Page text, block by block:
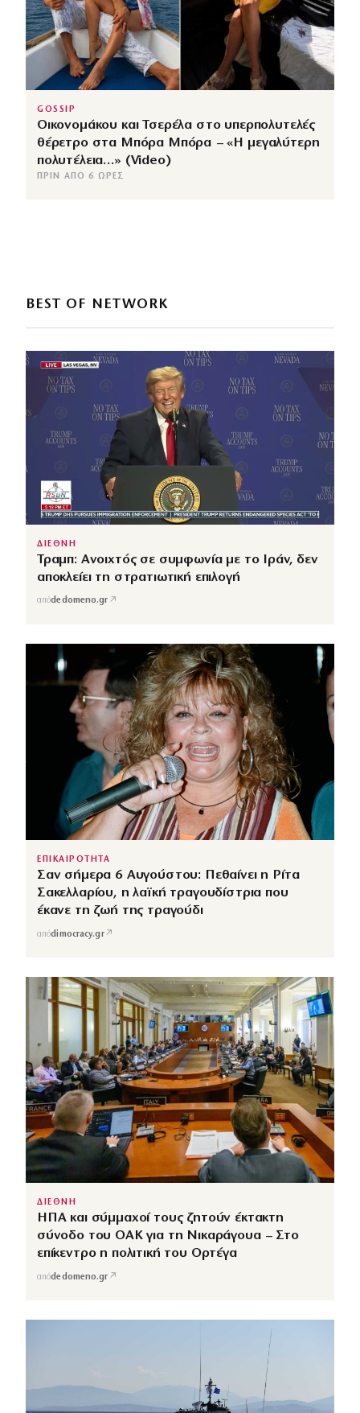
GOSSIP
Οικονομάκου και Τσερέλα στο υπερπολυτελές
θέρετρο στα Μπόρα Μπόρα – «Η μεγαλύτερη
πολυτέλεια…» (Video)
ΠΡΙΝ ΑΠΌ 6 ΏΡΕΣ
BEST OF NETWORK
ΔΙΕΘΝΗ
Τραμπ: Ανοιχτός σε συμφωνία με το Ιράν, δεν
αποκλείει τη στρατιωτική επιλογή
απόdedomeno.gr ↗
ΕΠΙΚΑΙΡΟΤΗΤΑ
Σαν σήμερα 6 Αυγούστου: Πεθαίνει η Ρίτα
Σακελλαρίου, η λαϊκή τραγουδίστρια που
έκανε τη ζωή της τραγούδι
απόdimocracy.gr↗
ΔΙΕΘΝΗ
ΗΠΑ και σύμμαχοί τους ζητούν έκτακτη
σύνοδο του ΟΑΚ για τη Νικαράγουα – Στο
επίκεντρο η πολιτική του Ορτέγα
απόdedomeno.gr ↗